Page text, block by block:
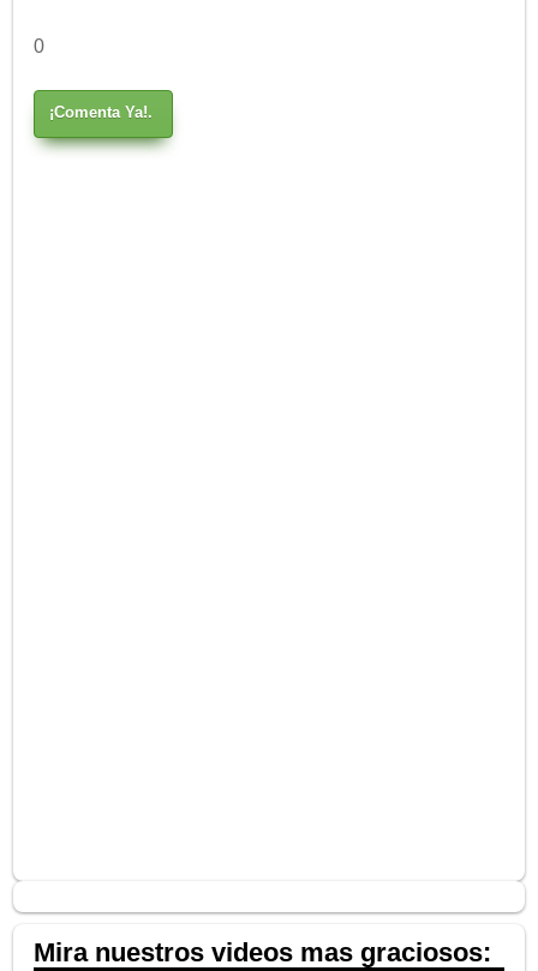
0
¡Comenta Ya!.
Mira nuestros videos mas graciosos: